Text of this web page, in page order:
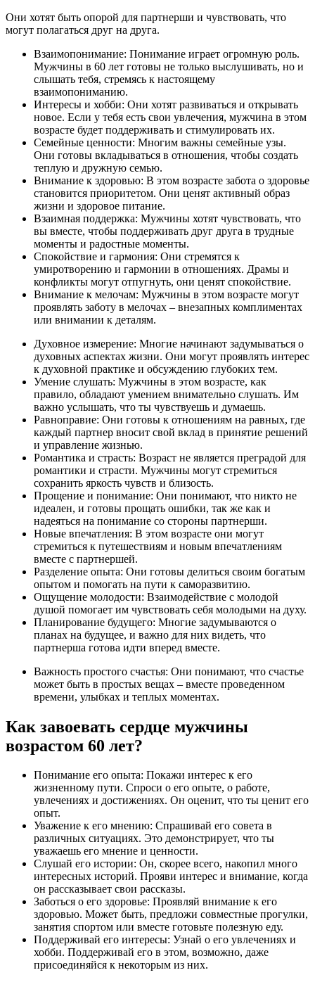
Они хотят быть опорой для партнерши и чувствовать, что
могут полагаться друг на друга.
Взаимопонимание: Понимание играет огромную роль.
Мужчины в 60 лет готовы не только выслушивать, но и
слышать тебя, стремясь к настоящему
взаимопониманию.
Интересы и хобби: Они хотят развиваться и открывать
новое. Если у тебя есть свои увлечения, мужчина в этом
возрасте будет поддерживать и стимулировать их.
Семейные ценности: Многим важны семейные узы.
Они готовы вкладываться в отношения, чтобы создать
теплую и дружную семью.
Внимание к здоровью: В этом возрасте забота о здоровье
становится приоритетом. Они ценят активный образ
жизни и здоровое питание.
Взаимная поддержка: Мужчины хотят чувствовать, что
вы вместе, чтобы поддерживать друг друга в трудные
моменты и радостные моменты.
Спокойствие и гармония: Они стремятся к
умиротворению и гармонии в отношениях. Драмы и
конфликты могут отпугнуть, они ценят спокойствие.
Внимание к мелочам: Мужчины в этом возрасте могут
проявлять заботу в мелочах – внезапных комплиментах
или внимании к деталям.
Духовное измерение: Многие начинают задумываться о
духовных аспектах жизни. Они могут проявлять интерес
к духовной практике и обсуждению глубоких тем.
Умение слушать: Мужчины в этом возрасте, как
правило, обладают умением внимательно слушать. Им
важно услышать, что ты чувствуешь и думаешь.
Равноправие: Они готовы к отношениям на равных, где
каждый партнер вносит свой вклад в принятие решений
и управление жизнью.
Романтика и страсть: Возраст не является преградой для
романтики и страсти. Мужчины могут стремиться
сохранить яркость чувств и близость.
Прощение и понимание: Они понимают, что никто не
идеален, и готовы прощать ошибки, так же как и
надеяться на понимание со стороны партнерши.
Новые впечатления: В этом возрасте они могут
стремиться к путешествиям и новым впечатлениям
вместе с партнершей.
Разделение опыта: Они готовы делиться своим богатым
опытом и помогать на пути к саморазвитию.
Ощущение молодости: Взаимодействие с молодой
душой помогает им чувствовать себя молодыми на духу.
Планирование будущего: Многие задумываются о
планах на будущее, и важно для них видеть, что
партнерша готова идти вперед вместе.
Важность простого счастья: Они понимают, что счастье
может быть в простых вещах – вместе проведенном
времени, улыбках и теплых моментах.
Как завоевать сердце мужчины
возрастом 60 лет?
Понимание его опыта: Покажи интерес к его
жизненному пути. Спроси о его опыте, о работе,
увлечениях и достижениях. Он оценит, что ты ценит его
опыт.
Уважение к его мнению: Спрашивай его совета в
различных ситуациях. Это демонстрирует, что ты
уважаешь его мнение и ценности.
Слушай его истории: Он, скорее всего, накопил много
интересных историй. Прояви интерес и внимание, когда
он рассказывает свои рассказы.
Заботься о его здоровье: Проявляй внимание к его
здоровью. Может быть, предложи совместные прогулки,
занятия спортом или вместе готовьте полезную еду.
Поддерживай его интересы: Узнай о его увлечениях и
хобби. Поддерживай его в этом, возможно, даже
присоединяйся к некоторым из них.